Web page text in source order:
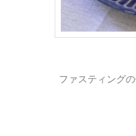
ファスティング